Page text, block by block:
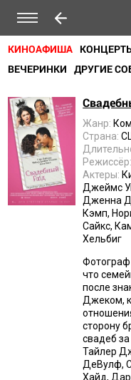
КИНОАФИША
ВЕЧЕРИНКИ ДРУГИЕ
Жанр:
Страна:
Режиссёр:
Актеры:
Джеймс
Дженна
Кэмп,
Сайкс,
Хельбиг
что
после
Джеком,
сторону
свадеб
Тайлер
ДеВулф,
Хайд,